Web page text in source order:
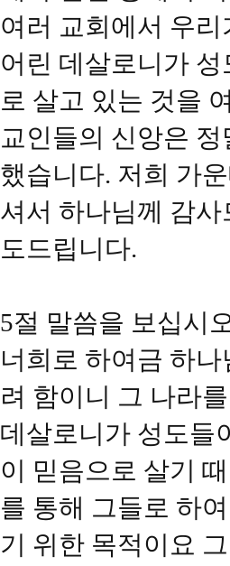
여러 교회에서 우
어린 데살로니가
로 살고 있는 것을
교인들의 신앙은
했습니다. 저희 가
셔서 하나님께 감
도드립니다.
5절 말씀을 보십시
너희로 하여금 하
려 함이니 그 나라
데살로니가 성도들
이 믿음으로 살기
를 통해 그들로 하
기 위한 목적이요